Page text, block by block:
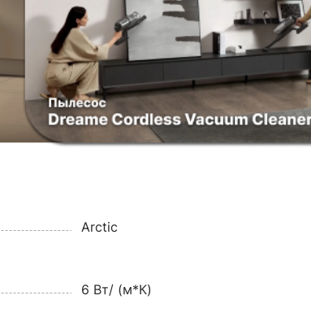
Arctic
6 Вт/ (м*К)